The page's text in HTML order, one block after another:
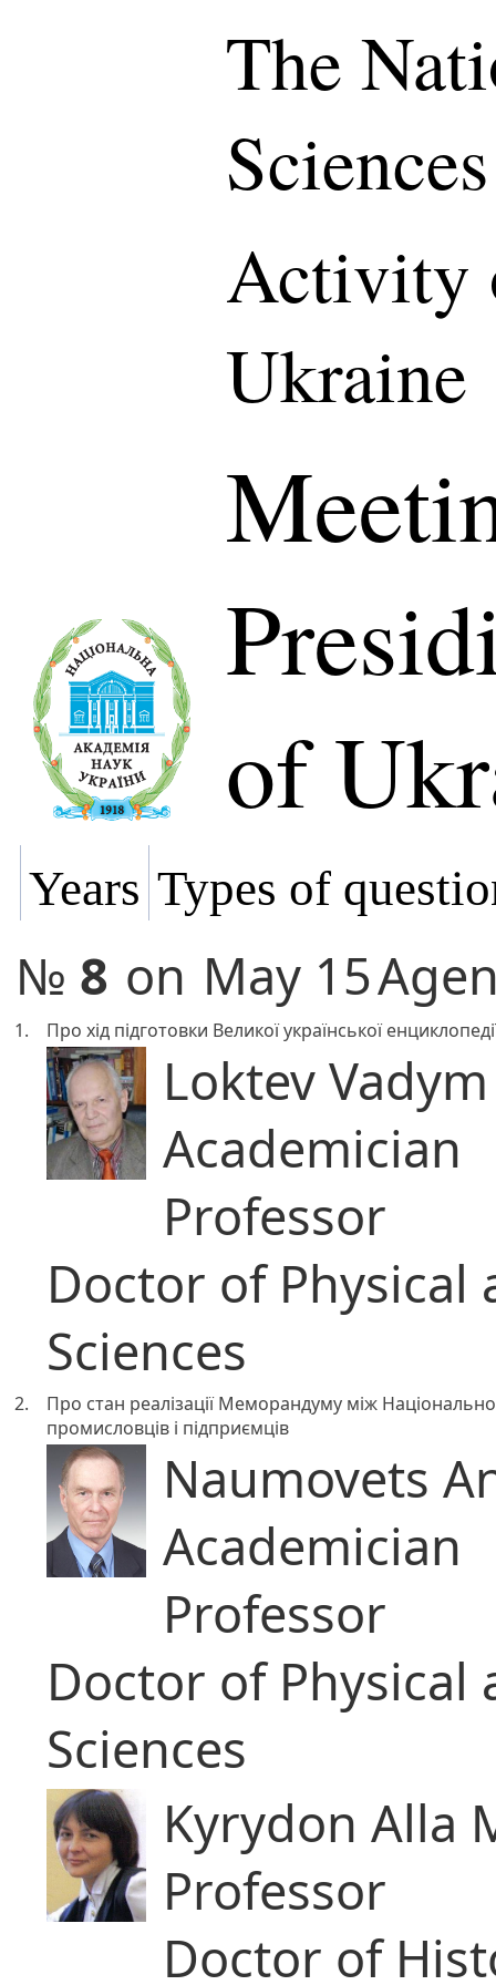
The
Activity
Ukraine
of
Years Types of
№ 8 on May 15
1. Про хід підготовки Великої української
Loktev
Academician
Professor
Doctor of
Sciences
2.
Про стан реалізації Меморандуму між
промисловців і підприємців
Naumovets
Academician
Professor
Doctor of
Sciences
Kyrydon Alla
Professor
Doctor of